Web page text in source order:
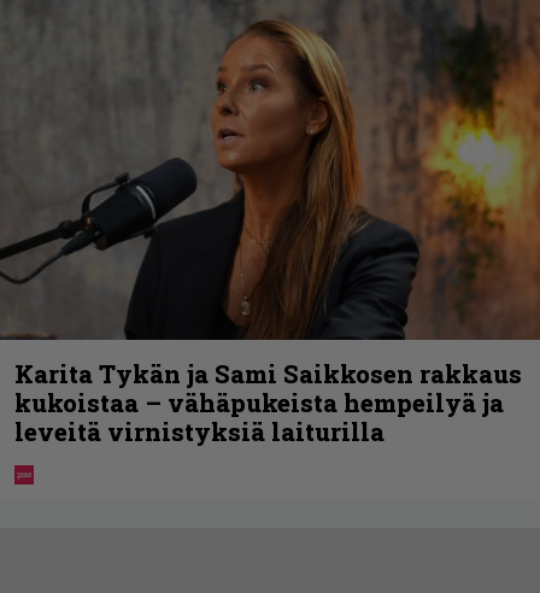
Karita Tykän ja Sami Saikkosen rakkaus
kukoistaa – vähäpukeista hempeilyä ja
leveitä virnistyksiä laiturilla